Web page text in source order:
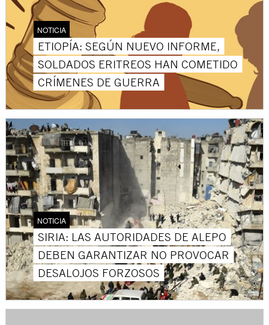
NOTICIA
ETIOPÍA: SEGÚN NUEVO INFORME,
SOLDADOS ERITREOS HAN COMETIDO
CRÍMENES DE GUERRA
NOTICIA
SIRIA: LAS AUTORIDADES DE ALEPO
DEBEN GARANTIZAR NO PROVOCAR
DESALOJOS FORZOSOS